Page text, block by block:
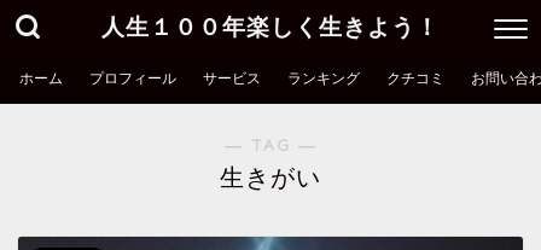
人生１００年楽しく生きよう！
ホーム プロフィール サービス ランキング クチコミ お問い合
― TAG ―
生きがい